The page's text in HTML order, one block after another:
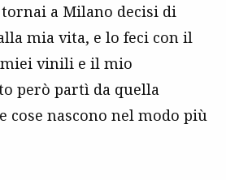
tornai a Milano decisi di
mia vita, e lo feci con il
vinili e il mio
però partì da quella
cose nascono nel modo più